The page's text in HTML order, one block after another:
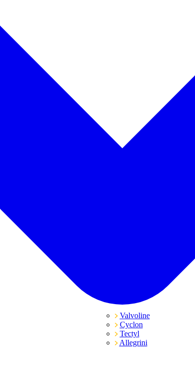
Valvoline
Cyclon
Tectyl
Allegrini